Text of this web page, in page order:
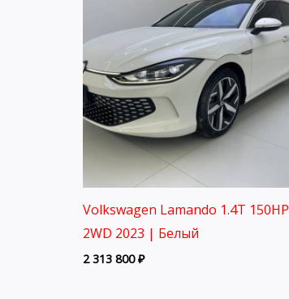
Volkswagen Lamando 1.4T 150HP
2WD 2023 | Белый
2 313 800₽